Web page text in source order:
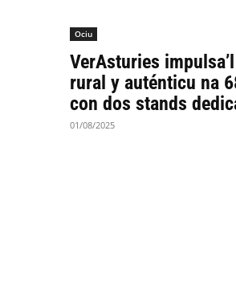
Ociu
VerAsturies
rural y auténticu na
con dos stands
01/08/2025